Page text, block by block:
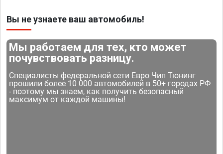
Вы не узнаете ваш автомобиль!
Мы работаем для тех, кто может
почувствовать разницу.
Специалисты федеральной сети Евро Чип Тюнинг
прошили более 10 000 автомобилей в 50+ городах РФ
- поэтому мы знаем, как получить безопасный
максимум от каждой машины!